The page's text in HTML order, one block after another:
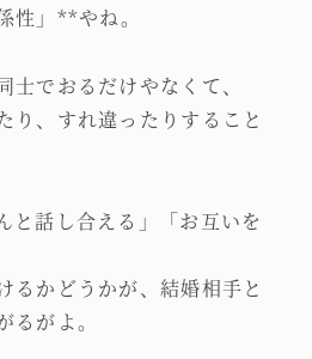
性」**やね。
でおるだけやなくて、
り、すれ違ったりすること
と話し合える」「お互いを
るかどうかが、結婚相手と
るがよ。